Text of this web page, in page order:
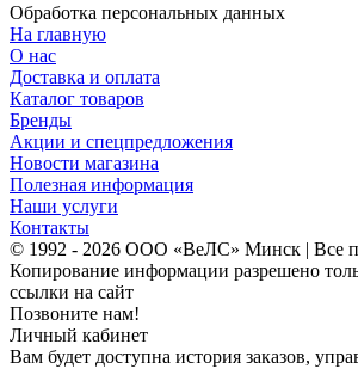
Обработка персональных данных
На главную
О нас
Доставка и оплата
Каталог товаров
Бренды
Акции и спецпредложения
Новости магазина
Полезная информация
Наши услуги
Контакты
© 1992 - 2026 ООО «ВеЛС» Минск | Все
Копирование информации разрешено
ссылки на сайт
Позвоните нам!
Личный кабинет
Вам будет доступна история заказов,